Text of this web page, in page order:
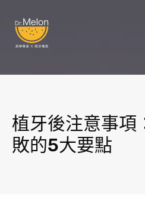
植牙後注意事項
敗的5大要點